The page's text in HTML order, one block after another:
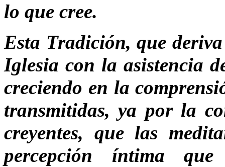
lo que cree.
Esta Tradición, que
Iglesia con la asistencia
creciendo en la
transmitidas, ya por la
creyentes, que las
percepción íntima